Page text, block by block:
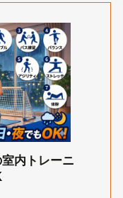
内トレーニ